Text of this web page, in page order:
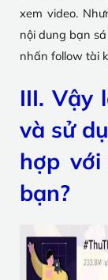
xem video.
nội dung bạn
nhấn follow tài
III. Vậy
và sử
hợp
bạn?